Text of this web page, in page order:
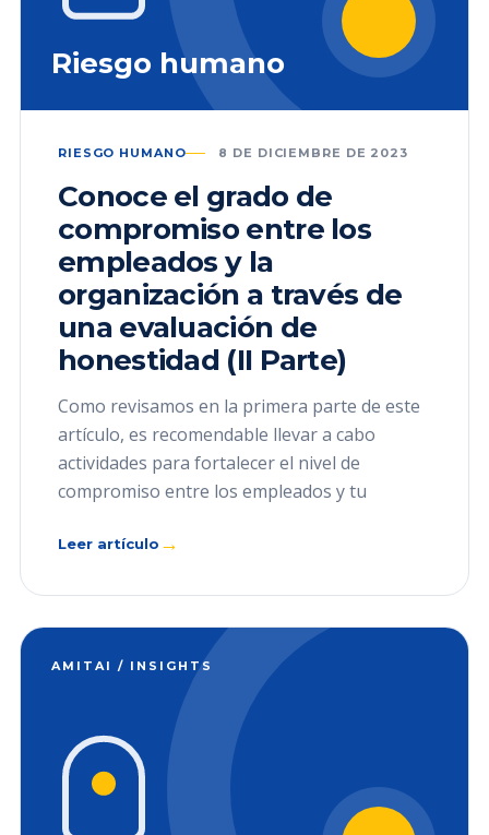
Riesgo humano
RIESGO HUMANO 8 DE DICIEMBRE DE 2023
Conoce el grado de
compromiso entre los
empleados y la
organización a través de
una evaluación de
honestidad (II Parte)
Como revisamos en la primera parte de este
artículo, es recomendable llevar a cabo
actividades para fortalecer el nivel de
compromiso entre los empleados y tu
Leer artículo →
AMITAI / INSIGHTS